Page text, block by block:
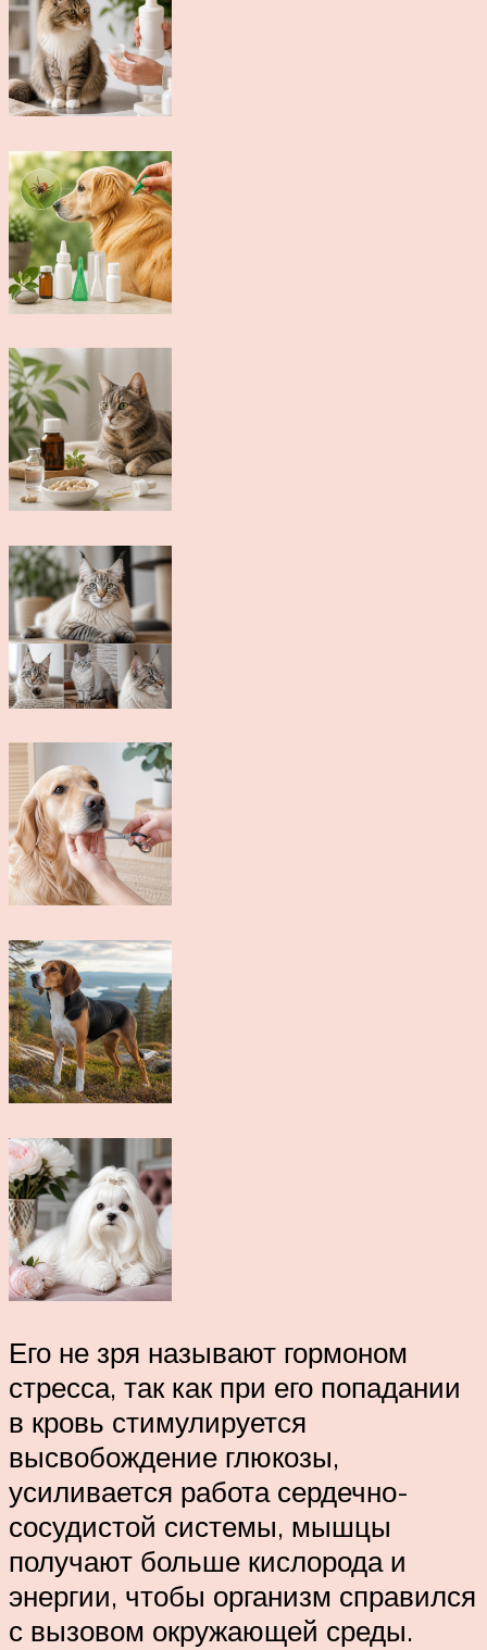
Его не зря называют гормоном
стресса, так как при его попадании
в кровь стимулируется
высвобождение глюкозы,
усиливается работа сердечно-
сосудистой системы, мышцы
получают больше кислорода и
энергии, чтобы организм справился
с вызовом окружающей среды.